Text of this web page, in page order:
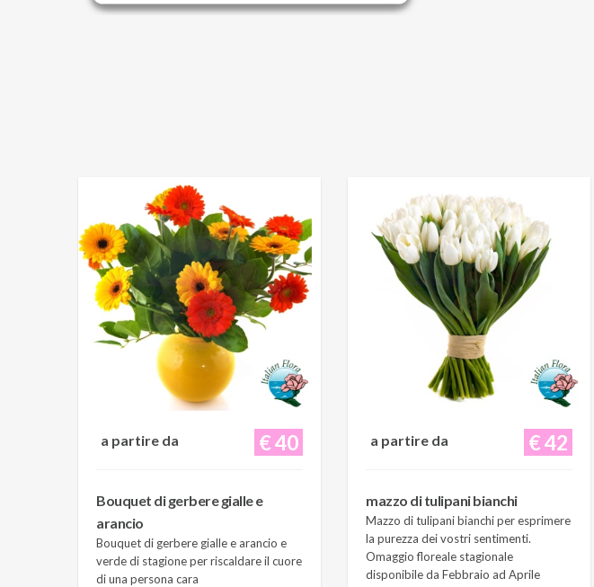
€ 40
a partire da
Bouquet di gerbere gialle e
arancio
Bouquet di gerbere gialle e arancio e
verde di stagione per riscaldare il cuore
di una persona cara
€ 42
a partire da
mazzo di tulipani bianchi
Mazzo di tulipani bianchi per esprimere
la purezza dei vostri sentimenti.
Omaggio floreale stagionale
disponibile da Febbraio ad Aprile